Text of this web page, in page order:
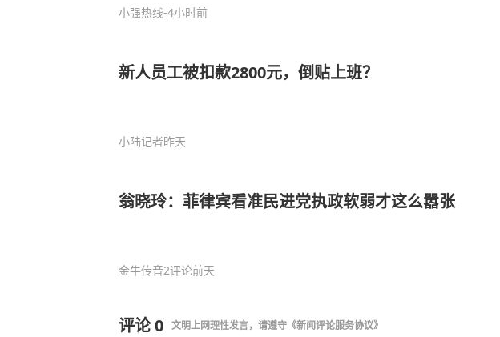
小强热线-4小时前
新人员工被扣款2800元，倒贴上班？
小陆记者昨天
翁晓玲：菲律宾看准民进党执政软弱才这么嚣张
金牛传音2评论前天
评论0 文明上网理性发言，请遵守 《新闻评论服务协议》